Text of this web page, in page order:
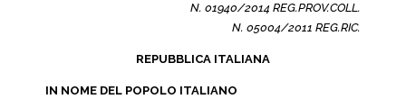
N. 01940/2014 REG.PROV.COLL.
N. 05004/2011 REG.RIC.
REPUBBLICA ITALIANA
IN NOME DEL POPOLO ITALIANO